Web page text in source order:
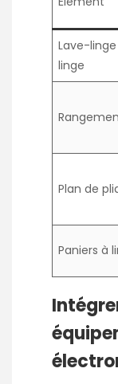
Lave-
linge
Plan de
Paniers à